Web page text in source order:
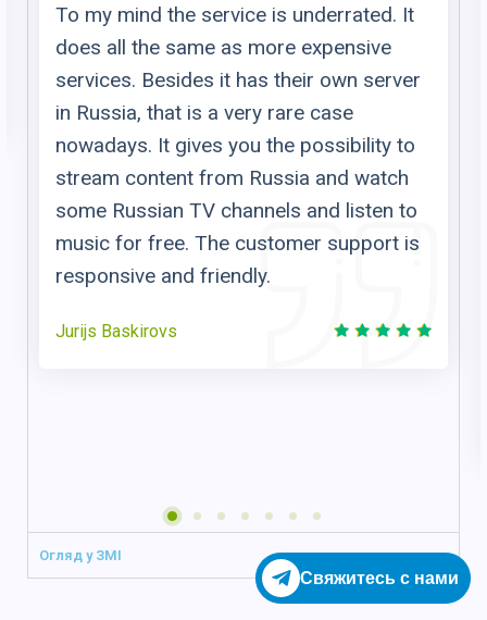
I’m honestly more than happy using this
perfect VPN, It’s working better than
many I’ve tried, even though in the
country which I’m leaving the most of
VPN providers are blocked and unable to
bypass restrictions but ZoogVPN do
bypass them with perfect speed. The
sales team are pretty kind and support
team is doing there best to assist in what
and company which you can trust for
Огляд у ЗМІ
Свяжитесь с нами